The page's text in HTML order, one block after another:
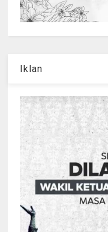
Iklan